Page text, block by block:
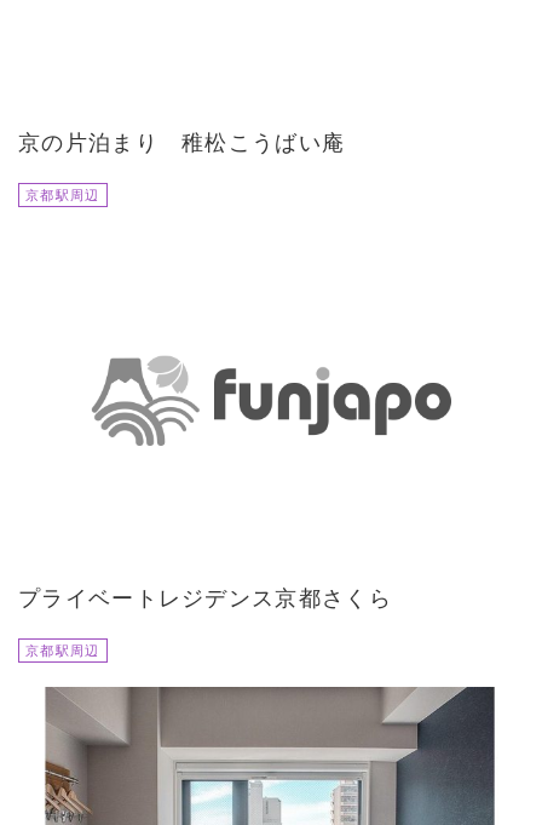
京の片泊まり 稚松こうばい庵
京都駅周辺
プライベートレジデンス京都さくら
京都駅周辺